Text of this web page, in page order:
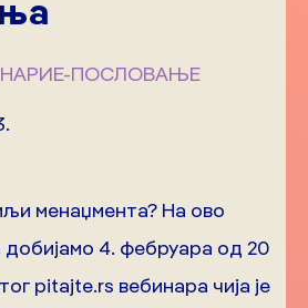
Е-ПОСЛОВАЊЕ
менаџмента? На ово
4. фебруара од 20
pitajte.rs вебинара чија је